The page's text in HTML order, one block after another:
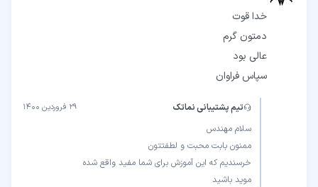
سپاس فراوان
تیم پشتیبانی نماتک ۲۹ فروردین ۱۴۰۰
موید باشید